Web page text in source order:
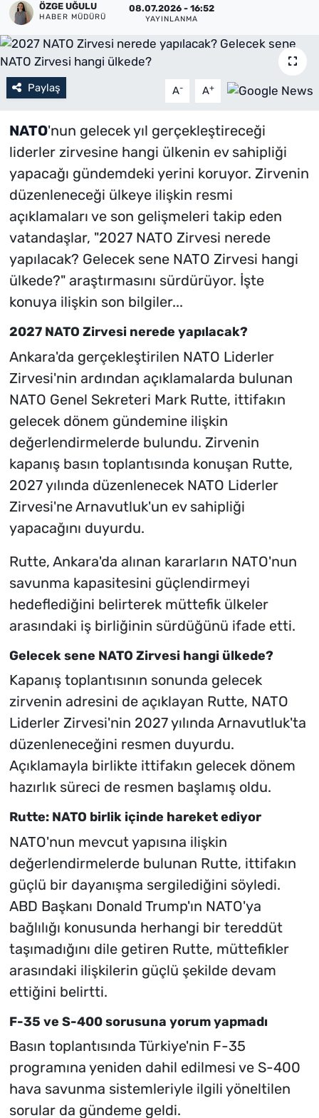
ÖZGE UĞULU
HABER MÜDÜRÜ
08.07.2026 - 16:52
YAYINLANMA
Paylaş A- A+
NATO'nun gelecek yıl gerçekleştireceği
liderler zirvesine hangi ülkenin ev sahipliği
yapacağı gündemdeki yerini koruyor. Zirvenin
düzenleneceği ülkeye ilişkin resmi
açıklamaları ve son gelişmeleri takip eden
vatandaşlar, "2027 NATO Zirvesi nerede
yapılacak? Gelecek sene NATO Zirvesi hangi
ülkede?" araştırmasını sürdürüyor. İşte
konuya ilişkin son bilgiler...
2027 NATO Zirvesi nerede yapılacak?
Ankara'da gerçekleştirilen NATO Liderler
Zirvesi'nin ardından açıklamalarda bulunan
NATO Genel Sekreteri Mark Rutte, ittifakın
gelecek dönem gündemine ilişkin
değerlendirmelerde bulundu. Zirvenin
kapanış basın toplantısında konuşan Rutte,
2027 yılında düzenlenecek NATO Liderler
Zirvesi'ne Arnavutluk'un ev sahipliği
yapacağını duyurdu.
Rutte, Ankara'da alınan kararların NATO'nun
savunma kapasitesini güçlendirmeyi
hedeflediğini belirterek müttefik ülkeler
arasındaki iş birliğinin sürdüğünü ifade etti.
Gelecek sene NATO Zirvesi hangi ülkede?
Kapanış toplantısının sonunda gelecek
zirvenin adresini de açıklayan Rutte, NATO
Liderler Zirvesi'nin 2027 yılında Arnavutluk'ta
düzenleneceğini resmen duyurdu.
Açıklamayla birlikte ittifakın gelecek dönem
hazırlık süreci de resmen başlamış oldu.
Rutte: NATO birlik içinde hareket ediyor
NATO'nun mevcut yapısına ilişkin
değerlendirmelerde bulunan Rutte, ittifakın
güçlü bir dayanışma sergilediğini söyledi.
ABD Başkanı Donald Trump'ın NATO'ya
bağlılığı konusunda herhangi bir tereddüt
taşımadığını dile getiren Rutte, müttefikler
arasındaki ilişkilerin güçlü şekilde devam
ettiğini belirtti.
F-35 ve S-400 sorusuna yorum yapmadı
Basın toplantısında Türkiye'nin F-35
programına yeniden dahil edilmesi ve S-400
hava savunma sistemleriyle ilgili yöneltilen
sorular da gündeme geldi.